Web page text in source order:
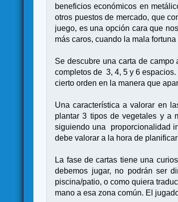
beneficios económicos en
otros puestos de mercado, que
juego, es una opción cara que
más caros, cuando la mala
Se descubre una carta de
completos de 3, 4, 5 y 6
cierto orden en la manera que
Una característica a valorar en
plantar 3 tipos de vegetales y a
siguiendo una proporcionalidad
debe valorar a la hora de
La fase de cartas tiene una
debemos jugar, no podrán ser
piscina/patio, o como quiera
mano a esa zona común. El